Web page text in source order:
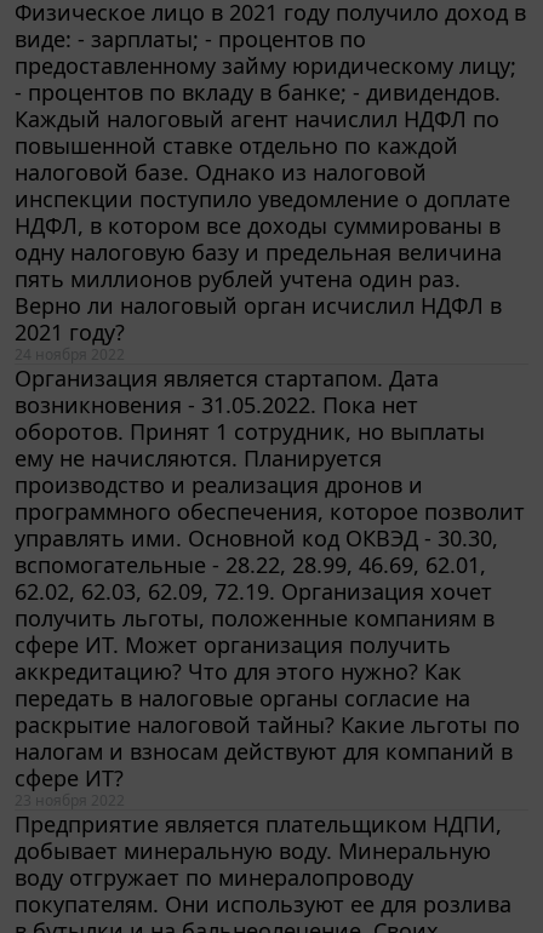
виде: - зарплаты; - процентов по
предоставленному займу юридическому лицу;
- процентов по вкладу в банке; - дивидендов.
Каждый налоговый агент начислил НДФЛ по
повышенной ставке отдельно по каждой
налоговой базе. Однако из налоговой
инспекции поступило уведомление о доплате
НДФЛ, в котором все доходы суммированы в
одну налоговую базу и предельная величина
пять миллионов рублей учтена один раз.
Верно ли налоговый орган исчислил НДФЛ в
2021 году?
24 ноября 2022
возникновения - 31.05.2022. Пока нет
оборотов. Принят 1 сотрудник, но выплаты
ему не начисляются. Планируется
производство и реализация дронов и
программного обеспечения, которое позволит
управлять ими. Основной код ОКВЭД - 30.30,
вспомогательные - 28.22, 28.99, 46.69, 62.01,
62.02, 62.03, 62.09, 72.19. Организация хочет
получить льготы, положенные компаниям в
сфере ИТ. Может организация получить
аккредитацию? Что для этого нужно? Как
передать в налоговые органы согласие на
раскрытие налоговой тайны? Какие льготы по
налогам и взносам действуют для компаний в
сфере ИТ?
23 ноября 2022
добывает минеральную воду. Минеральную
воду отгружает по минералопроводу
покупателям. Они используют ее для розлива
в бутылки и на бальнеолечение. Своих